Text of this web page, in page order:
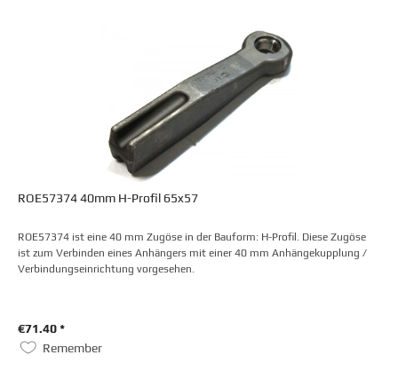
ROE57374 40mm H-Profil 65x57
ROE57374 ist eine 40 mm Zugöse in der Bauform: H-Profil. Diese Zugöse
ist zum Verbinden eines Anhängers mit einer 40 mm Anhängekupplung /
Verbindungseinrichtung vorgesehen.
€71.40 *
Remember